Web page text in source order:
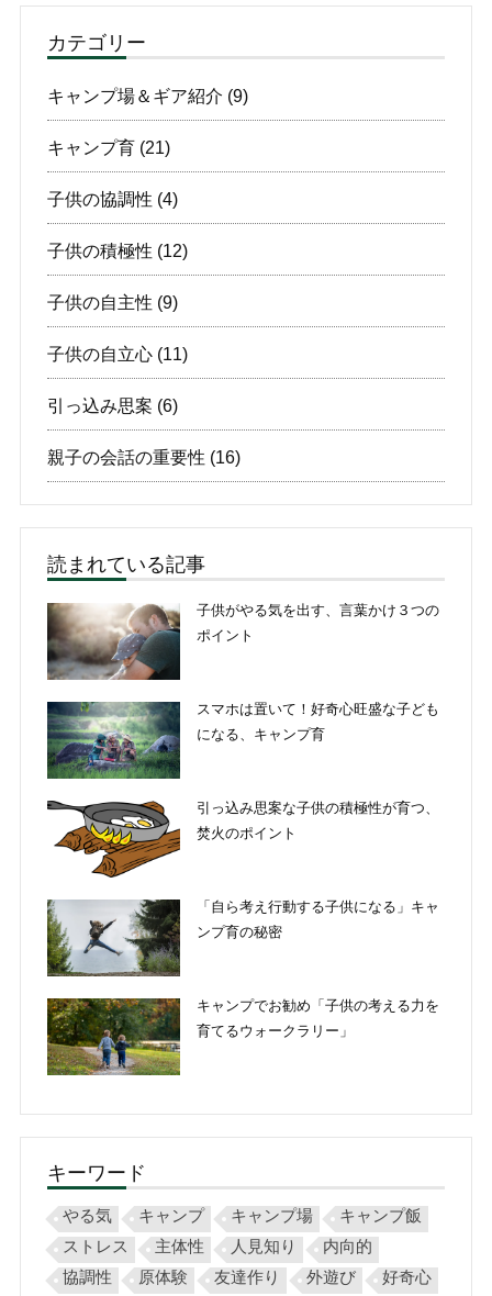
カテゴリー
キャンプ場＆ギア紹介 (9)
キャンプ育 (21)
子供の協調性 (4)
子供の積極性 (12)
子供の自主性 (9)
子供の自立心(11)
引っ込み思案 (6)
親子の会話の重要性 (16)
読まれている記事
子供がやる気を出す、言葉かけ３つの
ポイント
スマホは置いて！好奇心旺盛な子ども
になる、キャンプ育
引っ込み思案な子供の積極性が育つ、
焚火のポイント
「自ら考え行動する子供になる」キャ
ンプ育の秘密
キャンプでお勧め「子供の考える力を
育てるウォークラリー」
キーワード
やる気 キャンプ キャンプ場
キャンプ飯
ストレス
主体性 人見知り
内向的
協調性
原体験 友達作り 外遊び
好奇心